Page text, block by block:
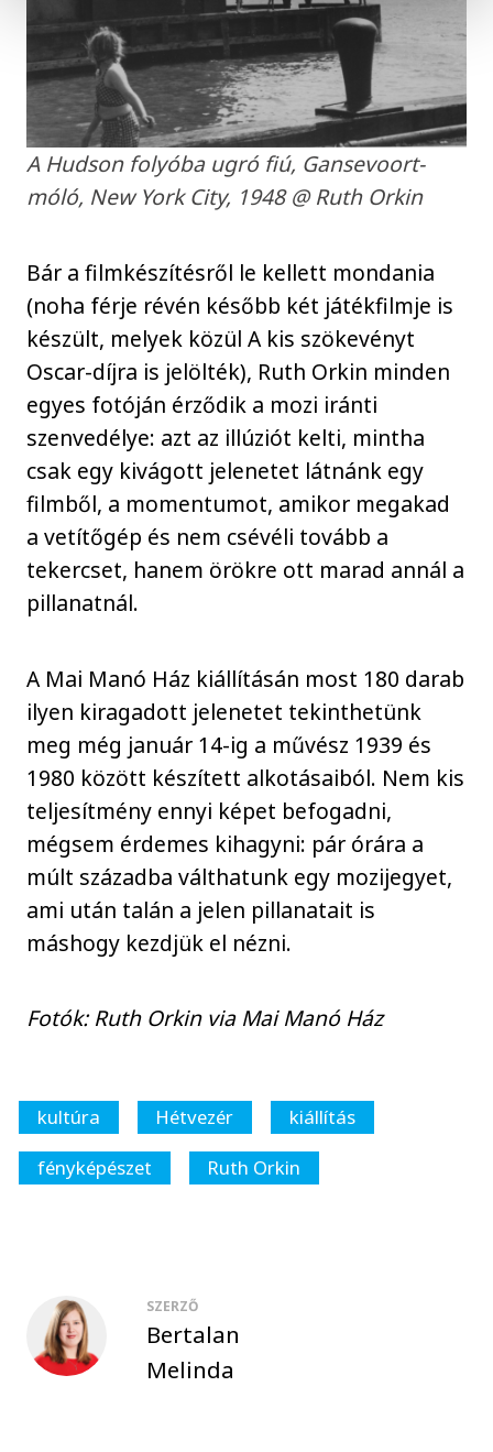
A Hudson folyóba ugró fiú, Gansevoort-
móló, New York City, 1948 @ Ruth Orkin
Bár a filmkészítésről le kellett mondania
(noha férje révén később két játékfilmje is
készült, melyek közül A kis szökevényt
Oscar-díjra is jelölték), Ruth Orkin minden
egyes fotóján érződik a mozi iránti
szenvedélye: azt az illúziót kelti, mintha
csak egy kivágott jelenetet látnánk egy
filmből, a momentumot, amikor megakad
a vetítőgép és nem csévéli tovább a
tekercset, hanem örökre ott marad annál a
pillanatnál.
A Mai Manó Ház kiállításán most 180 darab
ilyen kiragadott jelenetet tekinthetünk
meg még január 14-ig a művész 1939 és
1980 között készített alkotásaiból. Nem kis
teljesítmény ennyi képet befogadni,
mégsem érdemes kihagyni: pár órára a
múlt századba válthatunk egy mozijegyet,
ami után talán a jelen pillanatait is
máshogy kezdjük el nézni.
Fotók: Ruth Orkin via Mai Manó Ház
kultúra Hétvezér
kiállítás
fényképészet
Ruth Orkin
SZERZŐ
Bertalan
Melinda